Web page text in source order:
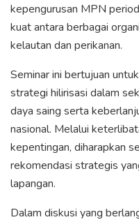
kepengurusan MPN
kuat antara berbagai
kelautan dan perikanan.
Seminar ini bertujuan
strategi hilirisasi dalam
daya saing serta
nasional. Melalui
kepentingan, diharapkan
rekomendasi strategis
lapangan.
Dalam diskusi yang